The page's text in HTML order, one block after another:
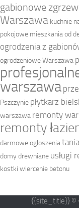
gabionowe
Warszawa kuchnie
pokojowe mieszkania od
ogrodzenia z
ogrodzeniowe Warszawa
warszawa
Pszczynie płytkarz
warszawa remonty
remonty
darmowe ogłoszenia
domy drewniane usługi
kostki wiercenie betonu
{{site_title}} ©